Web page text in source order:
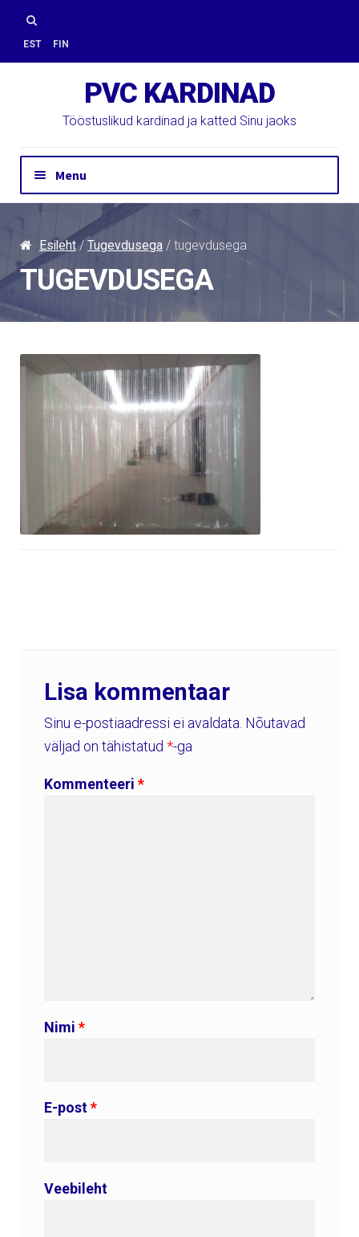
Skip
to
navigation
Skip
to
content
Otsi:
EST FIN
PVC KARDINAD
Tööstuslikud kardinad ja katted Sinu jaoks
Menu
Hinnapäring
Kontakt
Paigaldus
PVC Kardinad
E-Pood
Esileht/ Tugevdusega/ tugevdusega
TUGEVDUSEGA
Lisa kommentaar
Sinu e-postiaadressi ei avaldata. Nõutavad
väljad on tähistatud *-ga
Kommenteeri *
Nimi *
E-post*
Veebileht